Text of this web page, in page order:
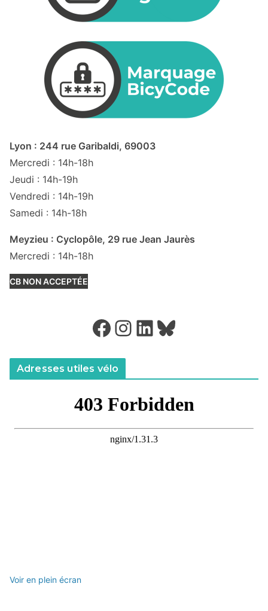
Lyon : 244 rue Garibaldi, 69003
Mercredi : 14h-18h
Jeudi : 14h-19h
Vendredi : 14h-19h
Samedi : 14h-18h
Meyzieu : Cyclopôle, 29 rue Jean Jaurès
Mercredi : 14h-18h
CB NON ACCEPTÉE
Facebook Instagram LinkedIn Bluesky
Adresses utiles vélo
Voir en plein écran